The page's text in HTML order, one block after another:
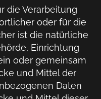
die Verarbeitung
oder für die
ist die natürliche
Einrichtung
oder gemeinsam
und Mittel der
Daten